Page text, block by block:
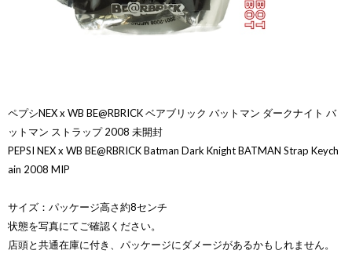
ペプシNEX x WB BE@RBRICK ベアブリック バットマン ダークナイト バ
ットマン ストラップ 2008 未開封
PEPSI NEX x WB BE@RBRICK Batman Dark Knight BATMAN Strap Keych
ain 2008 MIP
サイズ：パッケージ高さ約8センチ
状態を写真にてご確認ください。
店頭と共通在庫に付き、パッケージにダメージがあるかもしれません。